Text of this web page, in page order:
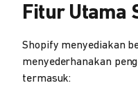
Fitur Utama
Shopify menyediakan
menyederhanakan
termasuk: